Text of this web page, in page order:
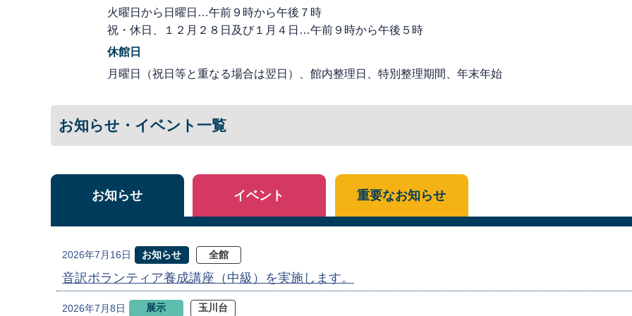
火曜日から日曜日…午前９時から午後７時
祝・休日、１２月２８日及び１月４日…午前９時から午後５時
休館日
月曜日（祝日等と重なる場合は翌日）、館内整理日、特別整理期間、年末年始
お知らせ・イベント一覧
お知らせ
2026年7月16日 お知らせ 全館
音訳ボランティア養成講座（中級）を実施します。
2026年7月8日 展示 玉川台
イベント 重要なお知らせ